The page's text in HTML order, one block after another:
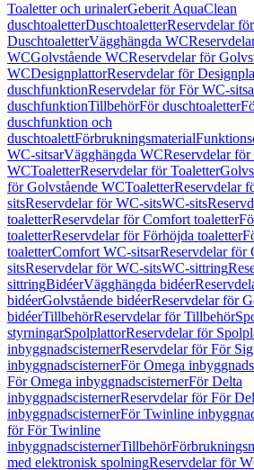
Toaletter och urinalerGeberit AquaClean
duschtoaletterDuschtoaletterReservdelar för
DuschtoaletterVägghängda WC
WCGolvstående WCReservdelar för
WCDesignplattorReservdelar för
duschfunktionReservdelar för För WC-
duschfunktionTillbehörFör duschtoaletter
duschfunktion och
duschtoalettFörbrukningsmaterial
WC-sitsarVägghängda WCReservdelar
WCToaletterReservdelar för Toaletter
för Golvstående WCToaletterReservdelar
sitsReservdelar för WC-sitsWC-sits
toaletterReservdelar för Comfort toaletter
toaletterReservdelar för Förhöjda toaletter
toaletterComfort WC-sitsarReservdelar för
sitsReservdelar för WC-sitsWC-sittring
sittringBidéerVägghängda bidéer
bidéerGolvstående bidéerReservdelar för
bidéerTillbehörReservdelar för Tillbehör
styrningarSpolplattorReservdelar för
inbyggnadscisternerReservdelar för För
inbyggnadscisternerFör Omega
För Omega inbyggnadscisternerFör Delta
inbyggnadscisternerReservdelar för För
inbyggnadscisternerFör Twinline
för För Twinline
inbyggnadscisternerTillbehör
med elektronisk spolningReservdelar för